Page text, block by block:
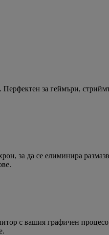
за геймъри,
за да се елиминира
с вашия графичен